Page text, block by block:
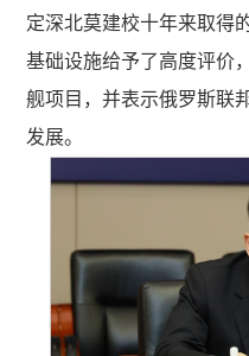
定深北莫建校十年来取得
基础设施给予了高度评价
舰项目，并表示俄罗斯联
发展。